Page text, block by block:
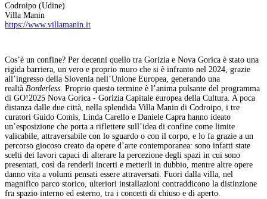
Codroipo (Udine)
Villa Manin
https://www.villamanin.it
Cos’è un confine? Per decenni quello tra Gorizia e Nova Gorica è stato una
rigida barriera, un vero e proprio muro che si è infranto nel 2024, grazie
all’ingresso della Slovenia nell’Unione Europea, generando una
realtà Borderless. Proprio questo termine è l’anima pulsante del programma
di GO!2025 Nova Gorica - Gorizia Capitale europea della Cultura. A poca
distanza dalle due città, nella splendida Villa Manin di Codroipo, i tre
curatori Guido Comis, Linda Carello e Daniele Capra hanno ideato
un’esposizione che porta a riflettere sull’idea di confine come limite
valicabile, attraversabile con lo sguardo o con il corpo, e lo fa grazie a un
percorso giocoso creato da opere d’arte contemporanea: sono infatti state
scelti dei lavori capaci di alterare la percezione degli spazi in cui sono
presentati, così da renderli incerti e metterli in dubbio, mentre altre opere
danno vita a volumi pensati essere attraversati. Fuori dalla villa, nel
magnifico parco storico, ulteriori installazioni contraddicono la distinzione
fra spazio interno ed esterno, tra i concetti di chiuso e di aperto.